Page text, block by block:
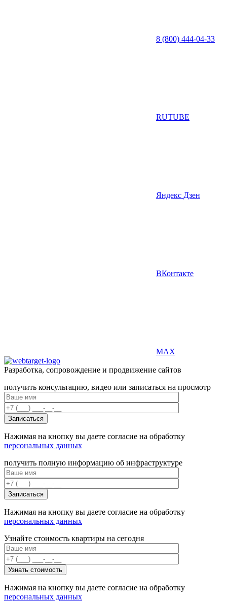
8 (800) 444-04-33
RUTUBE
Яндекс Дзен
ВКонтакте
MAX
Разработка, сопровождение и продвижение сайтов
получить консультацию, видео или записаться на просмотр
Нажимая на кнопку вы даете согласие на обработку
персональных данных
получить полную информацию об инфраструктуре
Нажимая на кнопку вы даете согласие на обработку
персональных данных
Узнайте стоимость квартиры на сегодня
Нажимая на кнопку вы даете согласие на обработку
персональных данных